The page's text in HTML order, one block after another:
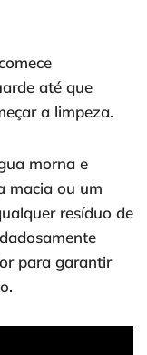
até que
a limpeza.
morna e
macia ou um
resíduo de
para garantir